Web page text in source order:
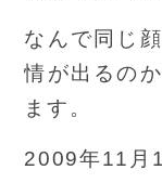
なんで同じ
情が出るの
ます。
2009年11月